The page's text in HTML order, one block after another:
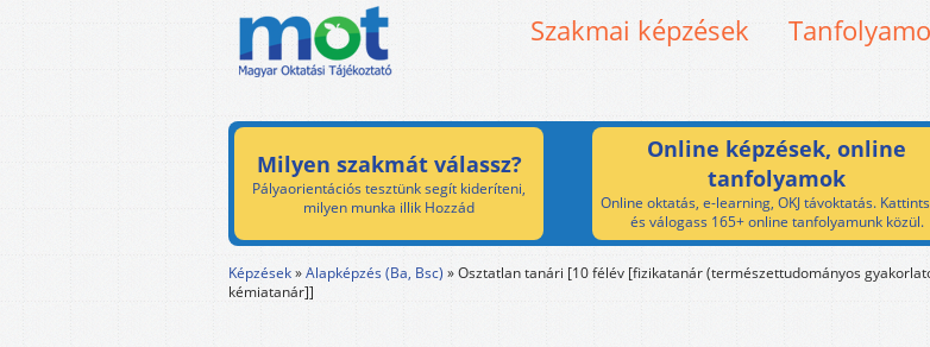
Szakmai képzések
Milyen szakmát válassz?
Pályaorientációs tesztünk segít kideríteni,
milyen munka illik Hozzád
Online képzések, online
tanfolyamok
Online oktatás, e-learning, OKJ távoktatás.
és válogass 165+ online tanfolyamunk közül.
Képzések»Alapképzés (Ba, Bsc) »Osztatlan tanári [10 félév [fizikatanár (természettudományos
kémiatanár]]